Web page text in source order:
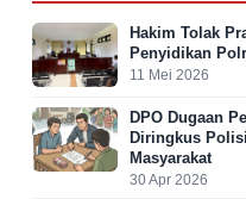
Hakim Tolak
Penyidikan
11 Mei 2026
DPO Dugaan
Diringkus
Masyarakat
30 Apr 2026